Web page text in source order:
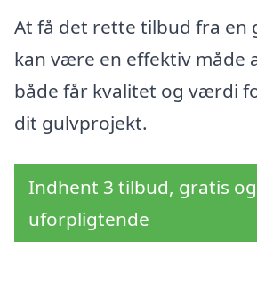
At få det rette tilbud fra
kan være en effektiv måde
både får kvalitet og værdi
dit gulvprojekt.
Indhent 3 tilbud, gratis og
uforpligtende